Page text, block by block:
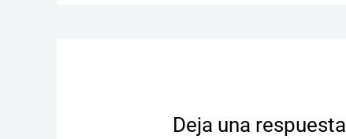
Deja una respuesta